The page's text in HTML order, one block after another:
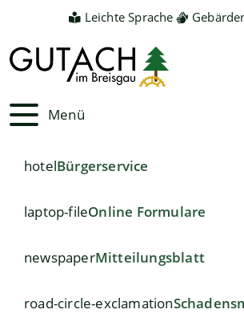
Leichte Sprache
Menü
hotelBürgerservice
laptop-fileOnline Formulare
newspaperMitteilungsblatt
road-circle-exclamation